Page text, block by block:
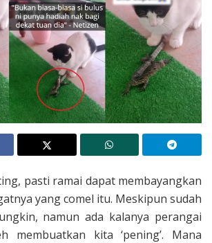
pasti ramai dapat membayangkan
yang comel itu. Meskipun sudah
namun ada kalanya perangai
membuatkan kita ‘pening’. Mana